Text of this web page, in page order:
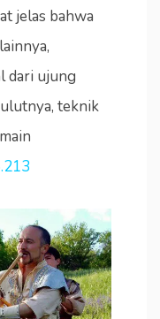
jelas bahwa
dari ujung
teknik